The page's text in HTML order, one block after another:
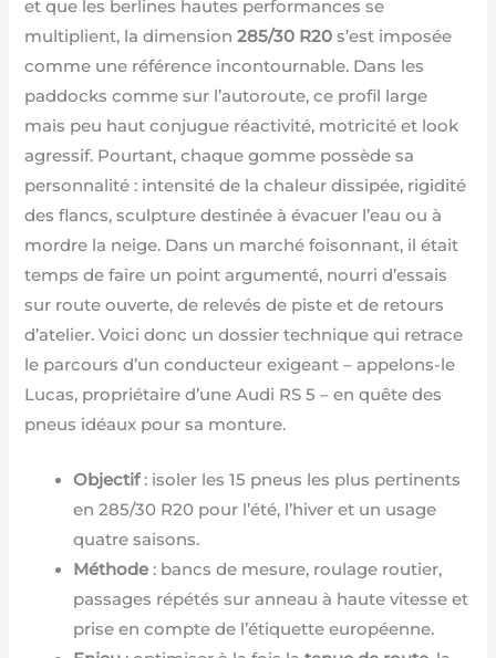
et que les berlines hautes performances se
multiplient, la dimension285/30 R20 s’est imposée
comme une référence incontournable. Dans les
paddocks comme sur l’autoroute, ce profil large
mais peu haut conjugue réactivité, motricité et look
agressif. Pourtant, chaque gomme possède sa
personnalité : intensité de la chaleur dissipée, rigidité
des flancs, sculpture destinée à évacuer l’eau ou à
mordre la neige. Dans un marché foisonnant, il était
temps de faire un point argumenté, nourri d’essais
sur route ouverte, de relevés de piste et de retours
d’atelier. Voici donc un dossier technique qui retrace
le parcours d’un conducteur exigeant – appelons-le
Lucas, propriétaire d’une Audi RS 5 – en quête des
pneus idéaux pour sa monture.
Objectif: isoler les 15 pneus les plus pertinents
en 285/30 R20 pour l’été, l’hiver et un usage
quatre saisons.
Méthode : bancs de mesure, roulage routier,
passages répétés sur anneau à haute vitesse et
prise en compte de l’étiquette européenne.